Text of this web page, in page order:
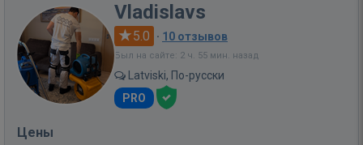
Vladislavs
5.0 · 10 отзывов
Был на сайте: 2 ч. 55 мин. назад
Latviski, По-русски
PRO
Цены